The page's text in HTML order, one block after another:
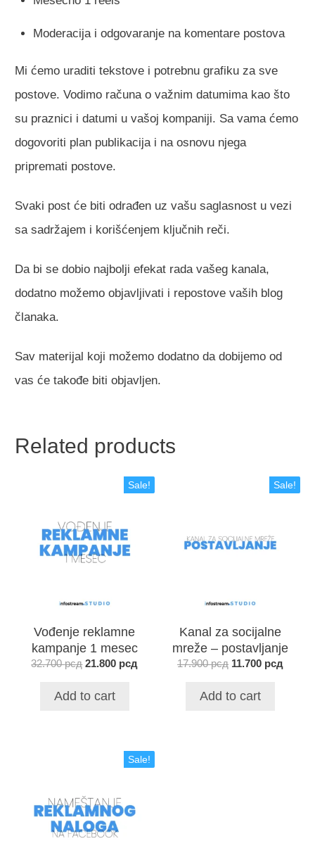
Moderacija i odgovaranje na komentare postova
Mi ćemo uraditi tekstove i potrebnu grafiku za sve
postove. Vodimo računa o važnim datumima kao što
su praznici i datumi u vašoj kompaniji. Sa vama ćemo
dogovoriti plan publikacija i na osnovu njega
pripremati postove.
Svaki post će biti odrađen uz vašu saglasnost u vezi
sa sadržajem i korišćenjem ključnih reči.
Da bi se dobio najbolji efekat rada vašeg kanala,
dodatno možemo objavljivati i repostove vaših blog
članaka.
Sav materijal koji možemo dodatno da dobijemo od
vas će takođe biti objavljen.
Related products
Sale!
Vođenje reklamne
kampanje 1 mesec
32.700рсд 21.800 рсд
Add to cart
Sale!
Kanal za socijalne
mreže – postavljanje
17.900рсд 11.700 рсд
Add to cart
Sale!